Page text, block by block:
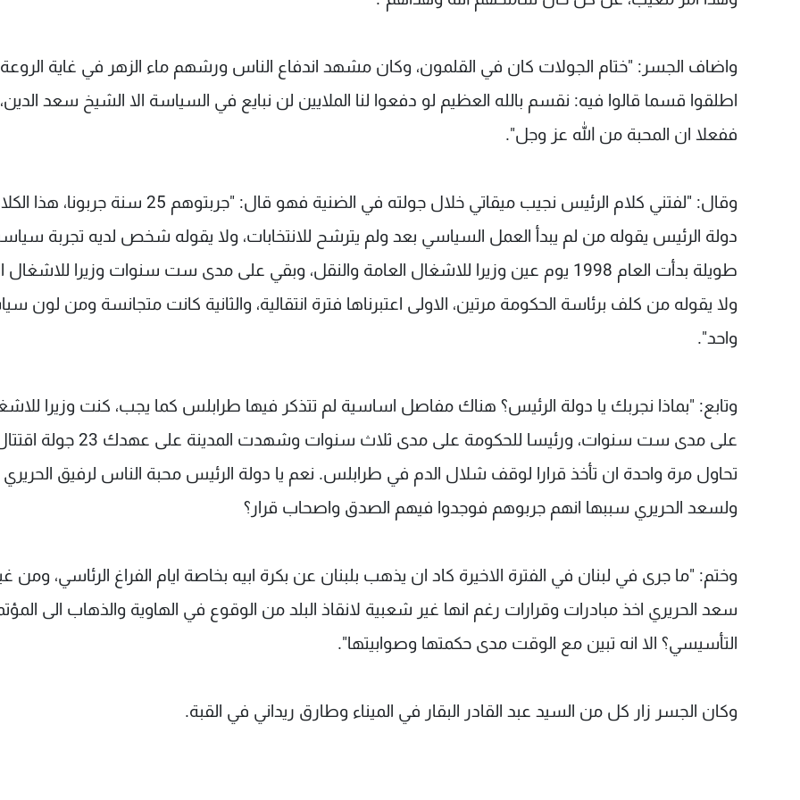
واضاف الجسر: "ختام الجولات كان في القلمون، وكان مشهد اندفاع الناس ورشهم ماء الزهر في غاية
اطلقوا قسما قالوا فيه: نقسم بالله العظيم لو دفعوا لنا الملايين لن نبايع في السياسة الا الشيخ سعد الدين،
ففعلا ان المحبة من الله عز وجل".
وقال: "لفتني كلام الرئيس نجيب ميقاتي خلال جولته في الضنية فهو قال: "جربتوهم 25 سنة
دولة الرئيس يقوله من لم يبدأ العمل السياسي بعد ولم يترشح للانتخابات، ولا يقوله شخص لديه تجربة
طويلة بدأت العام 1998 يوم عين وزيرا للاشغال العامة والنقل، وبقي على مدى ست سنوات وزيرا للاشغال
ولا يقوله من كلف برئاسة الحكومة مرتين، الاولى اعتبرناها فترة انتقالية، والثانية كانت متجانسة ومن لون
واحد".
وتابع: "بماذا نجربك يا دولة الرئيس؟ هناك مفاصل اساسية لم تتذكر فيها طرابلس كما يجب، كنت وزيرا
على مدى ست سنوات، ورئيسا للحكومة على مدى ثلاث سنوات وشهدت
تحاول مرة واحدة ان تأخذ قرارا لوقف شلال الدم في طرابلس. نعم يا دولة الرئيس محبة الناس لرفيق الحريري
ولسعد الحريري سببها انهم جربوهم فوجدوا فيهم الصدق واصحاب قرار؟
وختم: "ما جرى في لبنان في الفترة الاخيرة كاد ان يذهب بلبنان عن بكرة ابيه بخاصة ايام الفراغ الرئاسي، ومن
سعد الحريري اخذ مبادرات وقرارات رغم انها غير شعبية لانقاذ البلد من الوقوع في الهاوية والذهاب الى
التأسيسي؟ الا انه تبين مع الوقت مدى حكمتها وصوابيتها".
وكان الجسر زار كل من السيد عبد القادر البقار في الميناء وطارق ريداني في القبة.